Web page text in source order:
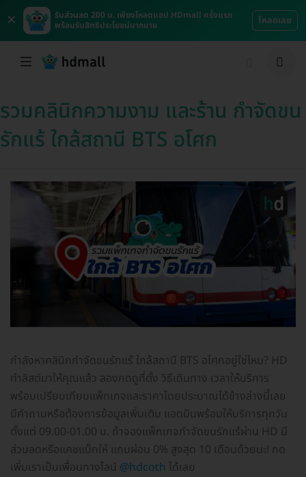
×
รับส่วนลด 200 บ. เพียงโหลดแอป HDmall ครั้งแรก
พร้อมรับสิทธิประโยชน์มากมาย
โหลดเลย
รวมคลินิกความงาม และร้าน กำจัดขน
รักแร้ ใกล้สถานี BTS อโศก
กำลังหาคลินิกกำจัดขนรักแร้ ใกล้สถานี BTS อโศกอยู่ใช่ไหม? HD
ทำลิสต์มาให้คุณแล้ว ลองกดดูที่ตั้ง วิธีเดินทาง เวลาให้บริการ
พร้อมเปรียบเทียบแพ็กเกจและราคาโดยประมาณได้ข้างล่างนี้เลย
มีคำถามหรือต้องการข้อมูลเพิ่มเติม แอดมินพร้อมให้บริการทุกวัน
ตั้งแต่ 09.00-01.00 น. ถ้าจองแพ็กเกจกำจัดขนรักแร้ผ่าน HD มี
ส่วนลดหรือแคชแบ็กให้ แถมผ่อน 0% สูงสุด 10 เดือนด้วยนะ! กด
เพิ่มเราเป็นเพื่อนทางไลน์ @hdcoth ได้เลย